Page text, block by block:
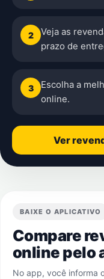
2
Veja as
prazo de
3
Escolha a
online.
Ver
BAIXE O APLICATIVO
Compare
online pelo
No app, você informa